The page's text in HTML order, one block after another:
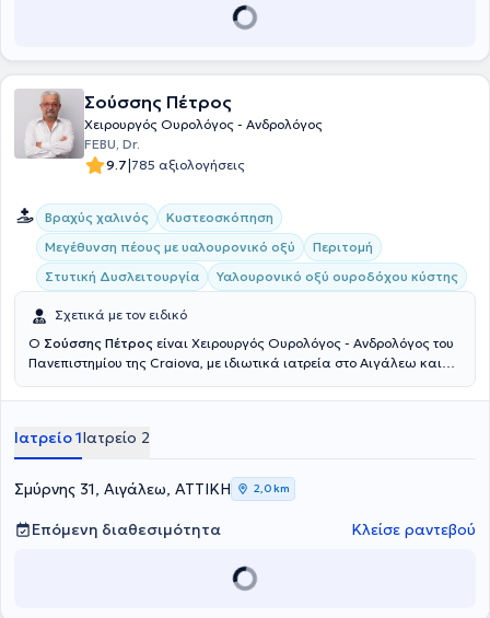
Σούσσης Πέτρος
Χειρουργός Ουρολόγος - Ανδρολόγος
FEBU, Dr.
9.7|785 αξιολογήσεις
Βραχύς χαλινός
Κυστεοσκόπηση
Μεγέθυνση πέους με υαλουρονικό οξύ
Περιτομή
Στυτική Δυσλειτουργία
Υαλουρονικό οξύ ουροδόχου κύστης
Σχετικά με τον ειδικό
Ο Σούσσης Πέτρος είναι Χειρουργός Ουρολόγος - Ανδρολόγος του
Πανεπιστημίου της Craiova, με ιδιωτικά ιατρεία στο Αιγάλεω και
αντιμετωπίζει ουρολογικές παθήσεις ανδρών και γυναικών.
αντιμετώπιση καλοήθους υπερπλασίας του προστάτη (TURis), στην
θεραπεία κονδυλωμάτων με εξάχνωση, καθώς και στην γυναικεία
ακράτεια. Το 1990-1994 θήτευσε στην Ουρολογική Κλινική του
Γενικού Νοσοκομείου Αθηνών "Ευαγγελισμός", μετέχοντας ενεργά
στο πρώτο Ανδρολογικό Ιατρείο σε Δημόσιο Νοσοκομείο στην
Ελλάδα με την καθοδήγηση του Dr. Κωνσταντινίδη Κωνσταντίνου.
σε παγκόσμια, πανευρωπαϊκά και ελληνικά ουρολογικά συνέδρια
Ιατρείο 1Ιατρείο 2
Σμύρνης 31, Αιγάλεω, ΑΤΤΙΚΗ 2,0 km
Επόμενη διαθεσιμότητα Κλείσε ραντεβού